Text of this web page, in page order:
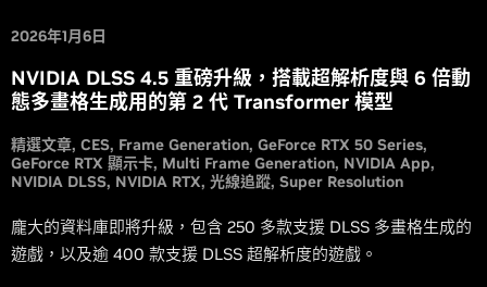
2026年1月6日
NVIDIA DLSS 4.5 重磅升級，搭載超解析度與 6 倍動
態多畫格生成用的第 2 代 Transformer 模型
精選文章 CES Frame Generation GeForce RTX 50 Series
GeForce RTX 顯示卡 Multi Frame Generation NVIDIA App
NVIDIA DLSS NVIDIA RTX 光線追蹤 Super Resolution
龐大的資料庫即將升級，包含 250 多款支援 DLSS 多畫格生成的
遊戲，以及逾 400 款支援 DLSS 超解析度的遊戲。